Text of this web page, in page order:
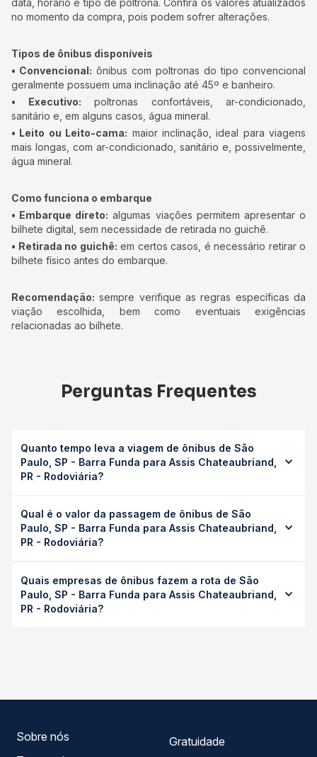
data, horário e tipo de poltrona. Confira os valores atualizados
no momento da compra, pois podem sofrer alterações.
Tipos de ônibus disponíveis
• Convencional: ônibus com poltronas do tipo convencional
geralmente possuem uma inclinação até 45º e banheiro.
• Executivo: poltronas confortáveis, ar-condicionado,
sanitário e, em alguns casos, água mineral.
• Leito ou Leito-cama: maior inclinação, ideal para viagens
mais longas, com ar-condicionado, sanitário e, possivelmente,
água mineral.
Como funciona o embarque
• Embarque direto: algumas viações permitem apresentar o
bilhete digital, sem necessidade de retirada no guichê.
• Retirada no guichê: em certos casos, é necessário retirar o
bilhete físico antes do embarque.
Recomendação: sempre verifique as regras específicas da
viação escolhida, bem como eventuais exigências
relacionadas ao bilhete.
Perguntas Frequentes
Quanto tempo leva a viagem de ônibus de São
Paulo, SP - Barra Funda para Assis Chateaubriand,
PR - Rodoviária?
Assis Chateaubriand, PR - Rodoviária leva em média 14h,
podendo variar conforme a viação, o tipo de serviço
(convencional, executivo ou leito) e as condições de
desejada.
Qual é o valor da passagem de ônibus de São
Paulo, SP - Barra Funda para Assis Chateaubriand,
PR - Rodoviária?
Funda para Assis Chateaubriand, PR - Rodoviária custa em
média R$ 337,57 e varia conforme a data da viagem, a
empresa, o tipo de poltrona e a antecedência da compra.
Quais empresas de ônibus fazem a rota de São
Paulo, SP - Barra Funda para Assis Chateaubriand,
PR - Rodoviária?
Sobre nós
Gratuidade